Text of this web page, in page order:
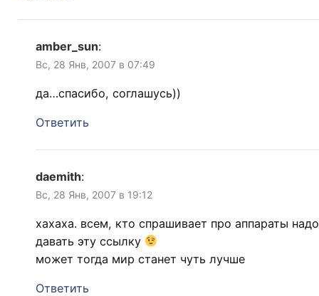
amber_sun:
Вс, 28 Янв, 2007 в 07:49
да…спасибо, соглашусь))
Ответить
daemith:
Вс, 28 Янв, 2007 в 19:12
хахаха. всем, кто спрашивает про аппараты надо
давать эту ссылку
может тогда мир станет чуть лучше
Ответить